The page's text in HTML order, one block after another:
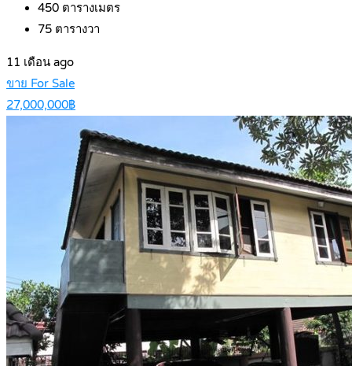
450 ตารางเมตร
75 ตารางวา
11 เดือน ago
ขาย For Sale
27,000,000฿